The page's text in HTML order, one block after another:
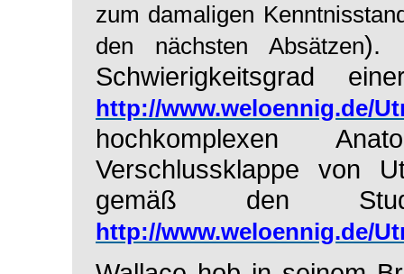
zum damaligen
den nächsten Absätzen).
Schwierigkeitsgrad
http://www.weloennig.de/
hochkomplexen
Verschlussklappe von
gemäß den
http://www.weloennig.de/